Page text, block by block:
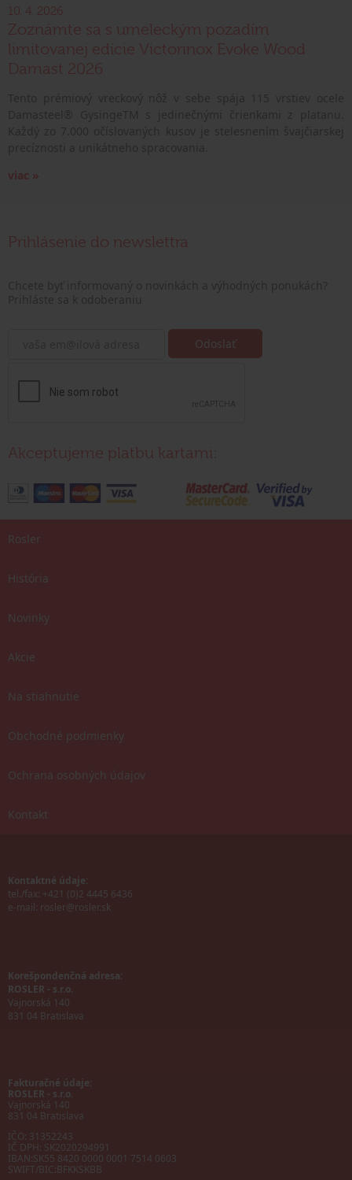
10. 4. 2026
Zoznámte sa s umeleckým pozadím
limitovanej edície Victorinox Evoke Wood
Damast 2026
viac »
Prihlásenie do newslettra
Akceptujeme platbu kartami:
Rosler
História
Novinky
Akcie
Na stiahnutie
Obchodné podmienky
Ochrana osobných údajov
Kontakt
Kontaktné údaje:
tel./fax: +421 (0)2 4445 6436
e-mail: rosler@rosler.sk
Korešpondenčná adresa:
ROSLER - s.r.o.
Vajnorská 140
831 04 Bratislava
Fakturačné údaje:
ROSLER - s.r.o.
Vajnorská 140
831 04 Bratislava
IČO: 31352243
IČ DPH: SK2020294991
IBAN:SK55 8420 0000 0001 7514 0603
SWIFT/BIC:BFKKSKBB